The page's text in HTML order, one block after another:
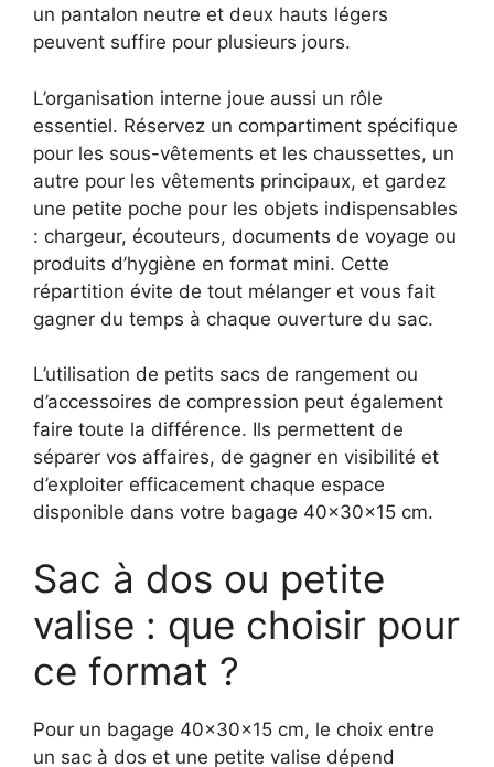
un pantalon neutre et deux hauts légers
peuvent suffire pour plusieurs jours.
L’organisation interne joue aussi un rôle
essentiel. Réservez un compartiment spécifique
pour les sous-vêtements et les chaussettes, un
autre pour les vêtements principaux, et gardez
une petite poche pour les objets indispensables
: chargeur, écouteurs, documents de voyage ou
produits d’hygiène en format mini. Cette
répartition évite de tout mélanger et vous fait
gagner du temps à chaque ouverture du sac.
L’utilisation de petits sacs de rangement ou
d’accessoires de compression peut également
faire toute la différence. Ils permettent de
séparer vos affaires, de gagner en visibilité et
d’exploiter efficacement chaque espace
disponible dans votre bagage 40x30x15 cm.
Sac à dos ou petite
valise : que choisir pour
ce format ?
Pour un bagage 40x30x15 cm, le choix entre
un sac à dos et une petite valise dépend